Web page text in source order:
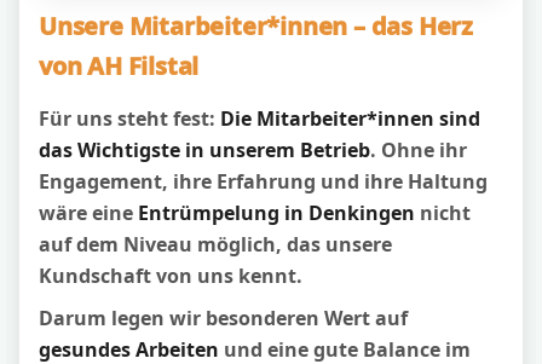
Unsere Mitarbeiter*innen – das Herz
von AH Filstal
Für uns steht fest: Die Mitarbeiter*innen sind
das Wichtigste in unserem Betrieb. Ohne ihr
Engagement, ihre Erfahrung und ihre Haltung
wäre eine Entrümpelung in Denkingen nicht
auf dem Niveau möglich, das unsere
Kundschaft von uns kennt.
Darum legen wir besonderen Wert auf
gesundes Arbeiten und eine gute Balance im